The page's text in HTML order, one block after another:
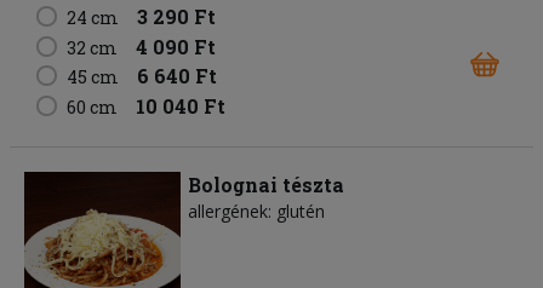
24 cm 3 290 Ft
32 cm 4 090 Ft
45 cm 6 640 Ft
60 cm 10 040 Ft
Bolognai tészta
allergének: glutén